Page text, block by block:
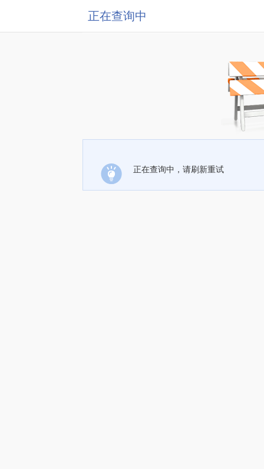
正在查询中
正在查询中，请刷新重试